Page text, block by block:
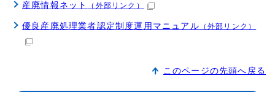
産廃情報ネット （外部リンク）
優良産廃処理業者認定制度運用マニュアル （外部リンク）
このページの先頭へ戻る